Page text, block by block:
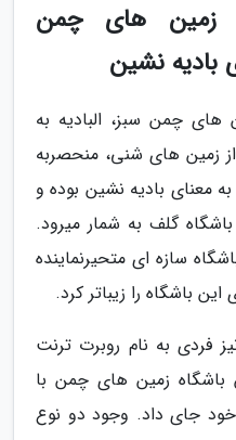
زمین های چمن
بادیه نشین
های چمن سبز، البادیه به
زمین های شنی، منحصربه
معنای بادیه نشین بوده و
گلف به شمار میرود.
سازه ای متحیرنماینده
باشگاه را زیباتر کرد.
فردی به نام روبرت ترنت
باشگاه زمین های چمن با
جای داد. وجود دو نوع